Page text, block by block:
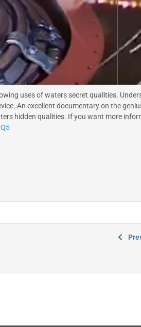
uses of waters secret qualities.
An excellent documentary on the
hidden qualities. If you want more